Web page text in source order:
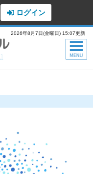
ログイン
2026年8月7日(金曜日) 15:07更新